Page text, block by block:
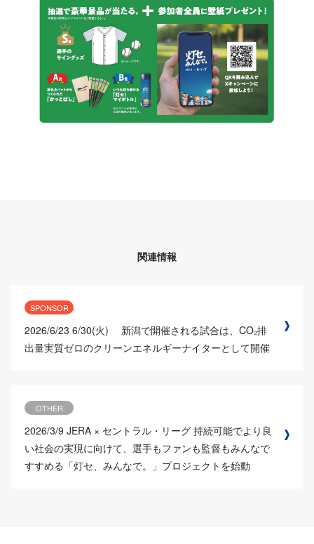
関連情報
SPONSOR
2026/6/23 6/30(火) 新潟で開催される試合は、CO₂排
出量実質ゼロのクリーンエネルギーナイターとして開催
OTHER
2026/3/9 JERA × セントラル・リーグ 持続可能でより良
い社会の実現に向けて、選手もファンも監督もみんなで
すすめる「灯セ、みんなで。」プロジェクトを始動